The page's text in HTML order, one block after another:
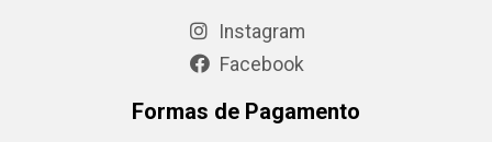
Instagram
Facebook
Formas de Pagamento